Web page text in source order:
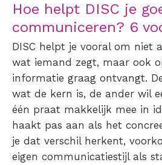
Hoe helpt DISC je
communiceren? 6
DISC helpt je vooral om niet
wat iemand zegt, maar ook
informatie graag ontvangt.
wat de kern is, de ander wil
één praat makkelijk mee in
haakt pas aan als het
je dat verschil herkent,
eigen communicatiestijl als